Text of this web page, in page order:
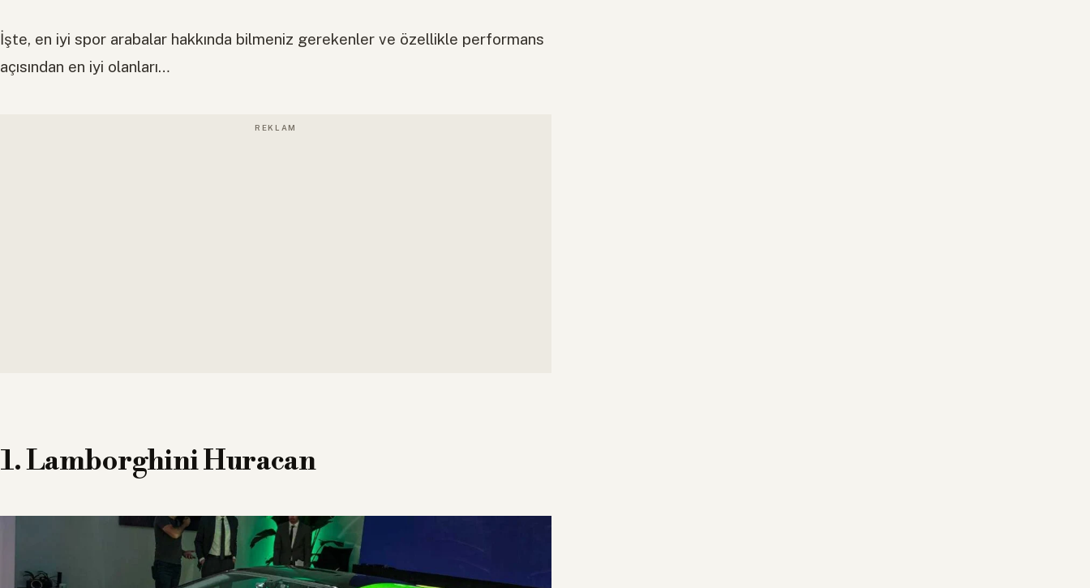
İşte, en iyi spor arabalar hakkında bilmeniz gerekenler ve özellikle performans
açısından en iyi olanları…
1. Lamborghini Huracan